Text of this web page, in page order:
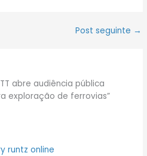
Post seguinte →
abre audiência pública
exploração de ferrovias”
runtz online